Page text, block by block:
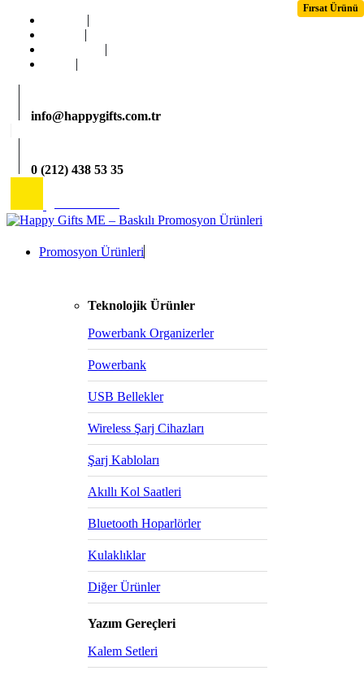
info@happygifts.com.tr
0 (212) 438 53 35
Promosyon Ürünleri
Teknolojik Ürünler
Powerbank Organizerler
Powerbank
USB Bellekler
Wireless Şarj Cihazları
Şarj Kabloları
Akıllı Kol Saatleri
Bluetooth Hoparlörler
Kulaklıklar
Diğer Ürünler
Yazım Gereçleri
Kalem Setleri
Fırsat Ürünü